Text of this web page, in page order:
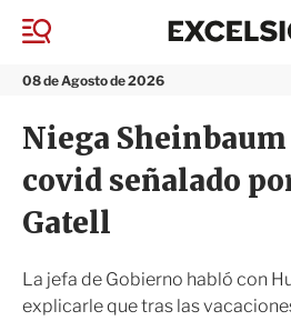
M
n
08 de Agosto de 2026
Niega
covid señalado
Gatell
La jefa de Gobierno habló con
explicarle que tras las